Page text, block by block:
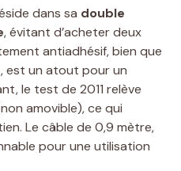
dans sa double
, évitant d’acheter deux
antiadhésif, bien que
est un atout pour un
le test de 2011 relève
amovible), ce qui
Le câble de 0,9 mètre,
pour une utilisation